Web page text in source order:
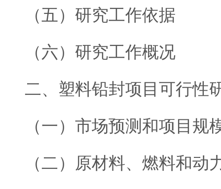
（五）研究工作依据
（六）研究工作概况
二、塑料铅封项目可行性
（一）市场预测和项目规
（二）原材料、燃料和动